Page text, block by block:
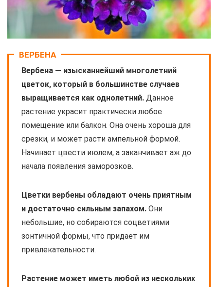
ВЕРБЕНА
Вербена — изысканнейший многолетний
цветок, который в большинстве случаев
выращивается как однолетний. Данное
растение украсит практически любое
помещение или балкон. Она очень хороша для
срезки, и может расти ампельной формой.
Начинает цвести июлем, а заканчивает аж до
начала появления заморозков.
Цветки вербены обладают очень приятным
и достаточно сильным запахом. Они
небольшие, но собираются соцветиями
зонтичной формы, что придает им
привлекательности.
Растение может иметь любой из нескольких